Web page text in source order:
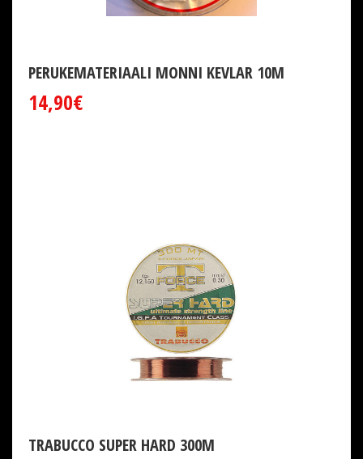
PERUKEMATERIAALI MONNI KEVLAR 10M
14,90€
TRABUCCO SUPER HARD 300M